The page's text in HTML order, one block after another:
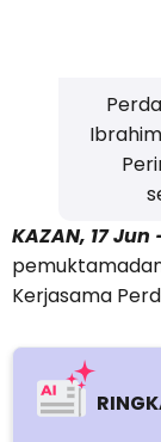
KAZAN, 17 Jun
Kerjasama